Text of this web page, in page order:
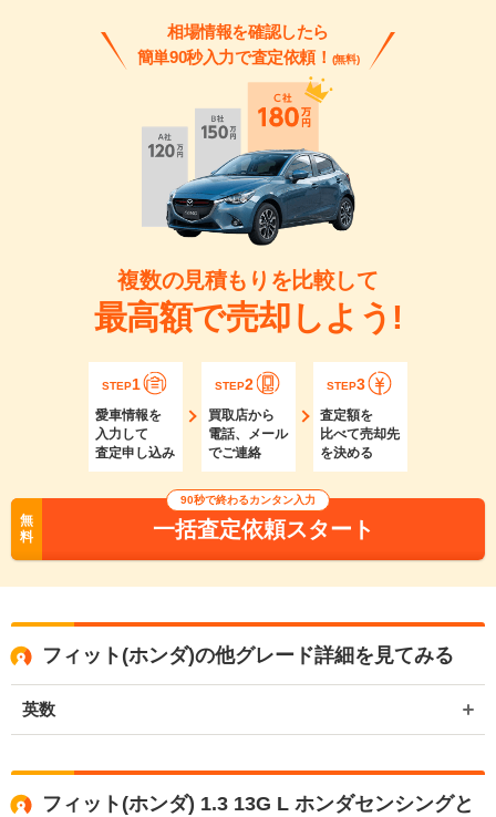
相場情報を確認したら
簡単90秒入力で査定依頼！ (無料)
複数の見積もりを比較して
最高額で売却しよう!
STEP1
愛車情報を
入力して
査定申し込み
STEP2
買取店から
電話、メール
でご連絡
STEP3
査定額を
比べて売却先
を決める
無
料
90秒で終わるカンタン入力
一括査定依頼スタート
フィット(ホンダ)の他グレード詳細を見てみる
英数
フィット(ホンダ) 1.3 13G L ホンダセンシングと